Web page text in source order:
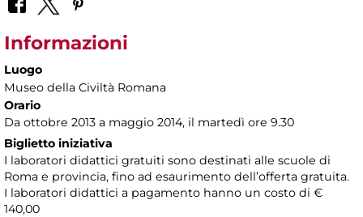
Informazioni
Luogo
Museo della Civiltà Romana
Orario
Da ottobre 2013 a maggio 2014, il martedì ore 9.30
Biglietto iniziativa
I laboratori didattici gratuiti sono destinati alle scuole di
Roma e provincia, fino ad esaurimento dell’offerta gratuita.
I laboratori didattici a pagamento hanno un costo di €
140,00